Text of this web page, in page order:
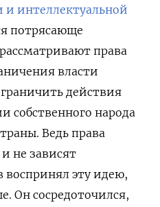
интеллектуальной
потрясающе
права
власти
действия
собственного народа
Ведь права
не зависят
воспринял эту идею,
Он сосредоточился,